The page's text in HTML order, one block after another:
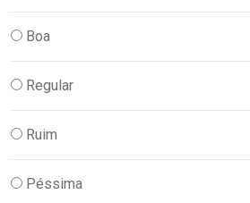
Boa
Regular
Ruim
Péssima